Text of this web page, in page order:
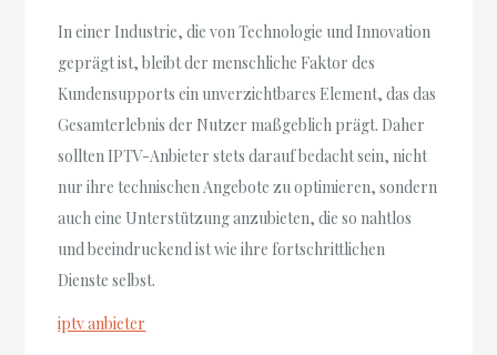
In einer Industrie, die von Technologie und Innovation
geprägt ist, bleibt der menschliche Faktor des
Kundensupports ein unverzichtbares Element, das das
Gesamterlebnis der Nutzer maßgeblich prägt. Daher
sollten IPTV-Anbieter stets darauf bedacht sein, nicht
nur ihre technischen Angebote zu optimieren, sondern
auch eine Unterstützung anzubieten, die so nahtlos
und beeindruckend ist wie ihre fortschrittlichen
Dienste selbst.
iptv anbieter